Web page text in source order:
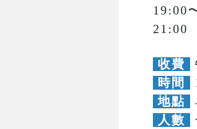
19:00
收費
時間
地點
人數